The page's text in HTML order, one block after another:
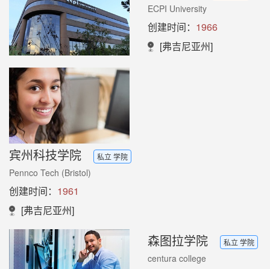
ECPI University
创建时间： 1966
[弗吉尼亚州]
宾州科技学院 私立 学院
Pennco Tech (Bristol)
创建时间： 1961
[弗吉尼亚州]
森图拉学院 私立 学院
centura college